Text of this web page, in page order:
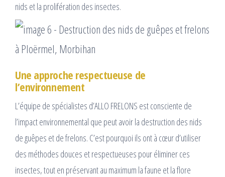
nids et la prolifération des insectes.
Une approche respectueuse de
l’environnement
L’équipe de spécialistes d’ALLO FRELONS est consciente de
l’impact environnemental que peut avoir la destruction des nids
de guêpes et de frelons. C’est pourquoi ils ont à cœur d’utiliser
des méthodes douces et respectueuses pour éliminer ces
insectes, tout en préservant au maximum la faune et la flore